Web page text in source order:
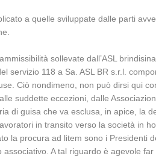
a quelle sviluppate dalle parti
sollevate dall’ASL
servizio 118 a Sa. ASL BR s.r.l.
Ciò nondimeno, non può dirsi qui
suddette eccezioni, dalle
di guisa che va esclusa, in apice, la
in transito verso la società in
la procura ad litem sono i Presidenti
A tal riguardo è agevole